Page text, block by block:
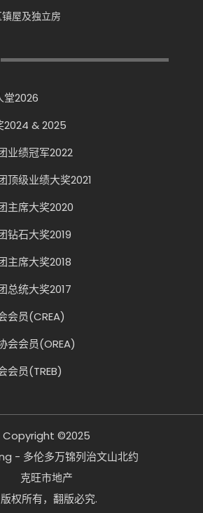
屋及独立房
堂2026
2024 & 2025
业绩冠军2022
顶级业绩大奖2021
主席大奖2020
钻石大奖2019
主席大奖2018
总统大奖2017
会员(CREA)
会会员(OREA)
会员(TREB)
Copyright ©2025
- 多伦多万锦列治文山北约
克旺市地产
权所有，翻版必究.